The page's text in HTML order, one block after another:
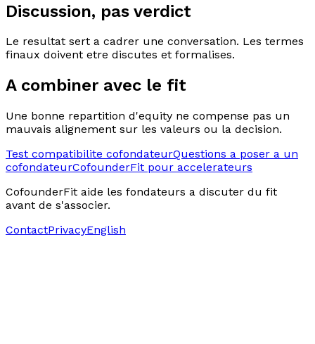
Discussion, pas verdict
Le resultat sert a cadrer une conversation. Les termes
finaux doivent etre discutes et formalises.
A combiner avec le fit
Une bonne repartition d'equity ne compense pas un
mauvais alignement sur les valeurs ou la decision.
Test compatibilite cofondateurQuestions a poser a un
cofondateurCofounderFit pour accelerateurs
CofounderFit aide les fondateurs a discuter du fit
avant de s'associer.
ContactPrivacyEnglish